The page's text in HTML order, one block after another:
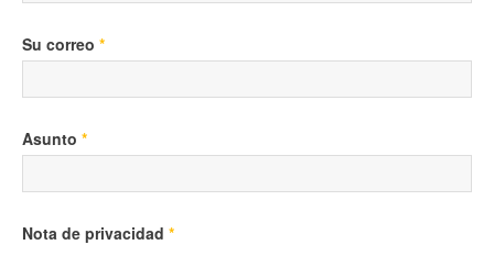
Su correo *
Asunto *
Nota de privacidad *